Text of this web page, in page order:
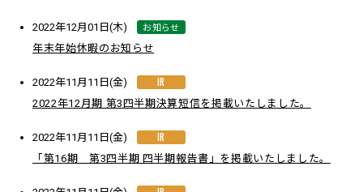
2022年12月01日(木) お知らせ
年末年始休暇のお知らせ
2022年11月11日(金) IR
2022年12月期 第3四半期決算短信を掲載いたしました。
2022年11月11日(金) IR
「第16期 第3四半期 四半期報告書」を掲載いたしました。